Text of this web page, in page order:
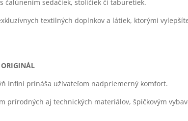
čalúnením sedačiek, stoličiek či taburetiek.
textilných doplnkov a látiek, ktorými
Infini prináša užívateľom nadpriemerný komfort.
prírodných aj technických materiálov, špičkovým